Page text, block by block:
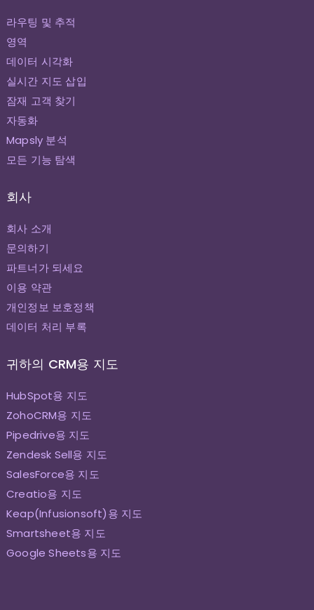
라우팅 및 추적
영역
데이터 시각화
실시간 지도 삽입
잠재 고객 찾기
자동화
Mapsly 분석
모든 기능 탐색
회사
회사 소개
문의하기
파트너가 되세요
이용 약관
개인정보 보호정책
데이터 처리 부록
귀하의 CRM용 지도
HubSpot용 지도
ZohoCRM용 지도
Pipedrive용 지도
Zendesk Sell용 지도
SalesForce용 지도
Creatio용 지도
Keap(Infusionsoft)용 지도
Smartsheet용 지도
Google Sheets용 지도